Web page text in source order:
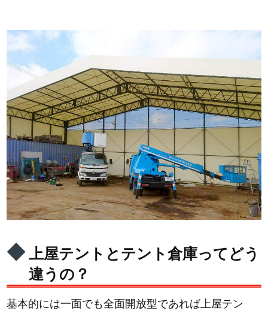
上屋テントとテント倉庫ってどう
違うの？
基本的には一面でも全面開放型であれば上屋テン